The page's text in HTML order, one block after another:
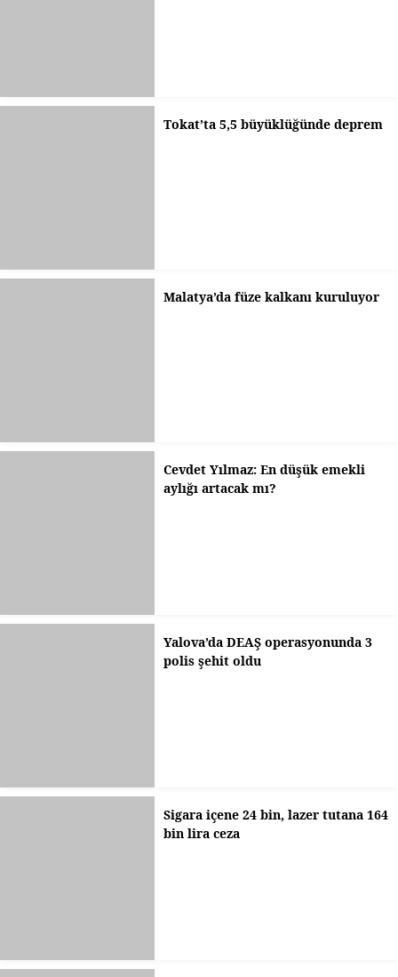
Tokat’ta 5,5 büyüklüğünde deprem
Malatya’da füze kalkanı kuruluyor
Cevdet Yılmaz: En düşük emekli
aylığı artacak mı?
Yalova’da DEAŞ operasyonunda 3
polis şehit oldu
Sigara içene 24 bin, lazer tutana 164
bin lira ceza